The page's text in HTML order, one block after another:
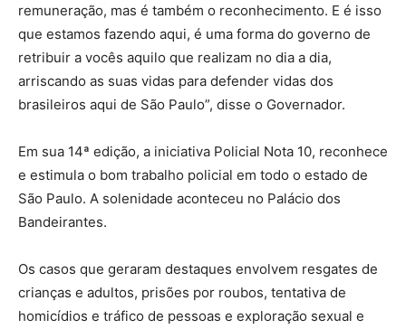
remuneração, mas é também o reconhecimento. E é isso
que estamos fazendo aqui, é uma forma do governo de
retribuir a vocês aquilo que realizam no dia a dia,
arriscando as suas vidas para defender vidas dos
brasileiros aqui de São Paulo”, disse o Governador.
Em sua 14ª edição, a iniciativa Policial Nota 10, reconhece
e estimula o bom trabalho policial em todo o estado de
São Paulo. A solenidade aconteceu no Palácio dos
Bandeirantes.
Os casos que geraram destaques envolvem resgates de
crianças e adultos, prisões por roubos, tentativa de
homicídios e tráfico de pessoas e exploração sexual e